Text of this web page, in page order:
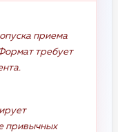
приема
требует
привычных